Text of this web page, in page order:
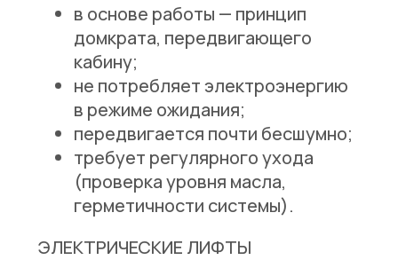
в основе работы — принцип
домкрата, передвигающего
кабину;
не потребляет электроэнергию
в режиме ожидания;
передвигается почти бесшумно;
требует регулярного ухода
(проверка уровня масла,
герметичности системы).
ЭЛЕКТРИЧЕСКИЕ ЛИФТЫ